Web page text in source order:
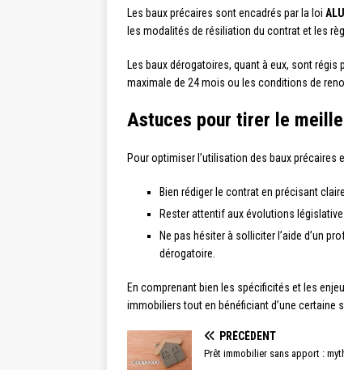
Les baux précaires sont encadrés par la loi
les modalités de résiliation du contrat et les
Les baux dérogatoires, quant à eux, sont régis
maximale de 24 mois ou les conditions de
Astuces pour tirer le
Pour optimiser l’utilisation des baux précaires
Bien rédiger le contrat en précisant
Rester attentif aux évolutions
Ne pas hésiter à solliciter l’aide d’un
dérogatoire.
En comprenant bien les spécificités et les
immobiliers tout en bénéficiant d’une certaine
PRÉCÉDENT
Prêt immobilier sans apport :